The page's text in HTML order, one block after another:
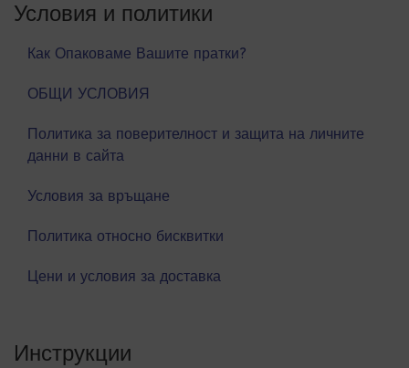
Условия и политики
Как Опаковаме Вашите пратки?
ОБЩИ УСЛОВИЯ
Политика за поверителност и защита на личните
данни в сайта
Условия за връщане
Политика относно бисквитки
Цени и условия за доставка
Инструкции